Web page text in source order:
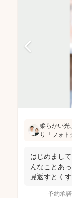
柔らかい光
り「フォ
写真では
子を撮影し
はじめまし
んなことあ
見返すとく
予約承諾